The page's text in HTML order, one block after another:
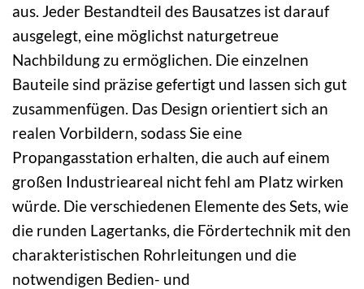
aus. Jeder Bestandteil des Bausatzes ist darauf
ausgelegt, eine möglichst naturgetreue
Nachbildung zu ermöglichen. Die einzelnen
Bauteile sind präzise gefertigt und lassen sich gut
zusammenfügen. Das Design orientiert sich an
realen Vorbildern, sodass Sie eine
Propangasstation erhalten, die auch auf einem
großen Industrieareal nicht fehl am Platz wirken
würde. Die verschiedenen Elemente des Sets, wie
die runden Lagertanks, die Fördertechnik mit den
charakteristischen Rohrleitungen und die
notwendigen Bedien- und